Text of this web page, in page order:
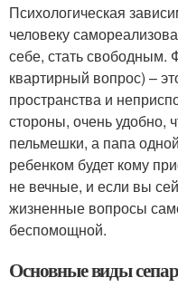
Психологическая
человеку
себе, стать свободным.
квартирный вопрос) –
пространства и
стороны, очень удобно,
пельмешки, а папа
ребенком будет кому
не вечные, и если вы
жизненные вопросы
беспомощной.
Основные виды